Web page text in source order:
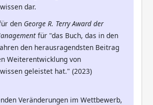
dar.
den George R. Terry Award der
für "das Buch, das in den
den herausragendsten Beitrag
Weiterentwicklung von
geleistet hat." (2023)
Veränderungen im Wettbewerb,